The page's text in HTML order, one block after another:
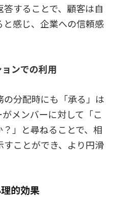
することで、顧客は自
感じ、企業への信頼感
ンでの利用
分配時にも「承る」は
メンバーに対して「こ
」と尋ねることで、相
ことができ、より円滑
的効果